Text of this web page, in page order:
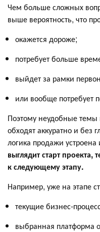
Чем больше сложных
выше вероятность, что
окажется дороже;
потребует больше
выйдет за рамки
или вообще потребует
Поэтому неудобные темы
обходят аккуратно и без
логика продажи устроена
выглядит старт проекта,
к следующему этапу.
Например, уже на этапе
текущие бизнес-
выбранная платформа